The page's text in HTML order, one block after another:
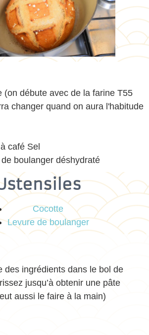
(on débute avec de la farine T55
changer quand on aura l'habitude
café Sel
boulanger déshydraté
Cocotte
Levure de boulanger
des ingrédients dans le bol de
jusqu’à obtenir une pâte
aussi le faire à la main)